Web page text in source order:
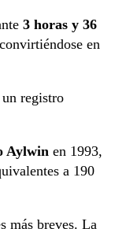
3 horas y 36
en
registro
Aylwin en 1993,
a 190
más breves. La